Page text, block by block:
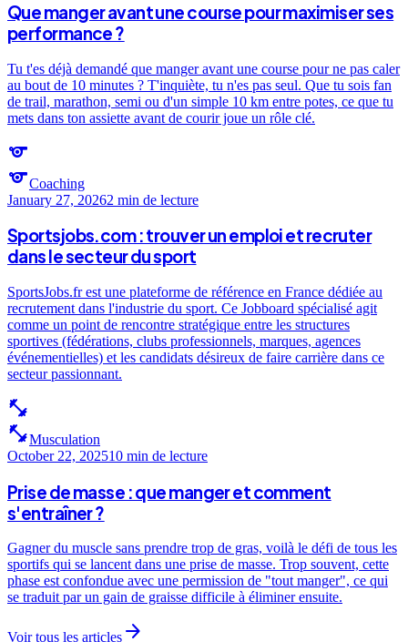
Que manger avant une course pour maximiser ses
performance ?
Tu t'es déjà demandé que manger avant une course pour ne pas caler
au bout de 10 minutes ? T'inquiète, tu n'es pas seul. Que tu sois fan
de trail, marathon, semi ou d'un simple 10 km entre potes, ce que tu
mets dans ton assiette avant de courir joue un rôle clé.
sports
sportsCoaching
January 27, 20262 min de lecture
Sportsjobs.com : trouver un emploi et recruter
dans le secteur du sport
SportsJobs.fr est une plateforme de référence en France dédiée au
recrutement dans l'industrie du sport. Ce Jobboard spécialisé agit
comme un point de rencontre stratégique entre les structures
sportives (fédérations, clubs professionnels, marques, agences
événementielles) et les candidats désireux de faire carrière dans ce
secteur passionnant.
fitness_center
fitness_centerMusculation
October 22, 202510 min de lecture
Prise de masse : que manger et comment
s'entraîner ?
Gagner du muscle sans prendre trop de gras, voilà le défi de tous les
sportifs qui se lancent dans une prise de masse. Trop souvent, cette
phase est confondue avec une permission de "tout manger", ce qui
se traduit par un gain de graisse difficile à éliminer ensuite.
Voir tous les articles arrow_forward